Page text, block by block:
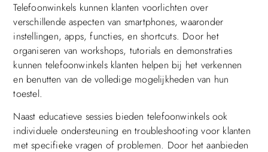
Telefoonwinkels kunnen klanten voorlichten over
verschillende aspecten van smartphones, waaronder
instellingen, apps, functies, en shortcuts. Door het
organiseren van workshops, tutorials en demonstraties
kunnen telefoonwinkels klanten helpen bij het verkennen
en benutten van de volledige mogelijkheden van hun
toestel.
Naast educatieve sessies bieden telefoonwinkels ook
individuele ondersteuning en troubleshooting voor klanten
met specifieke vragen of problemen. Door het aanbieden